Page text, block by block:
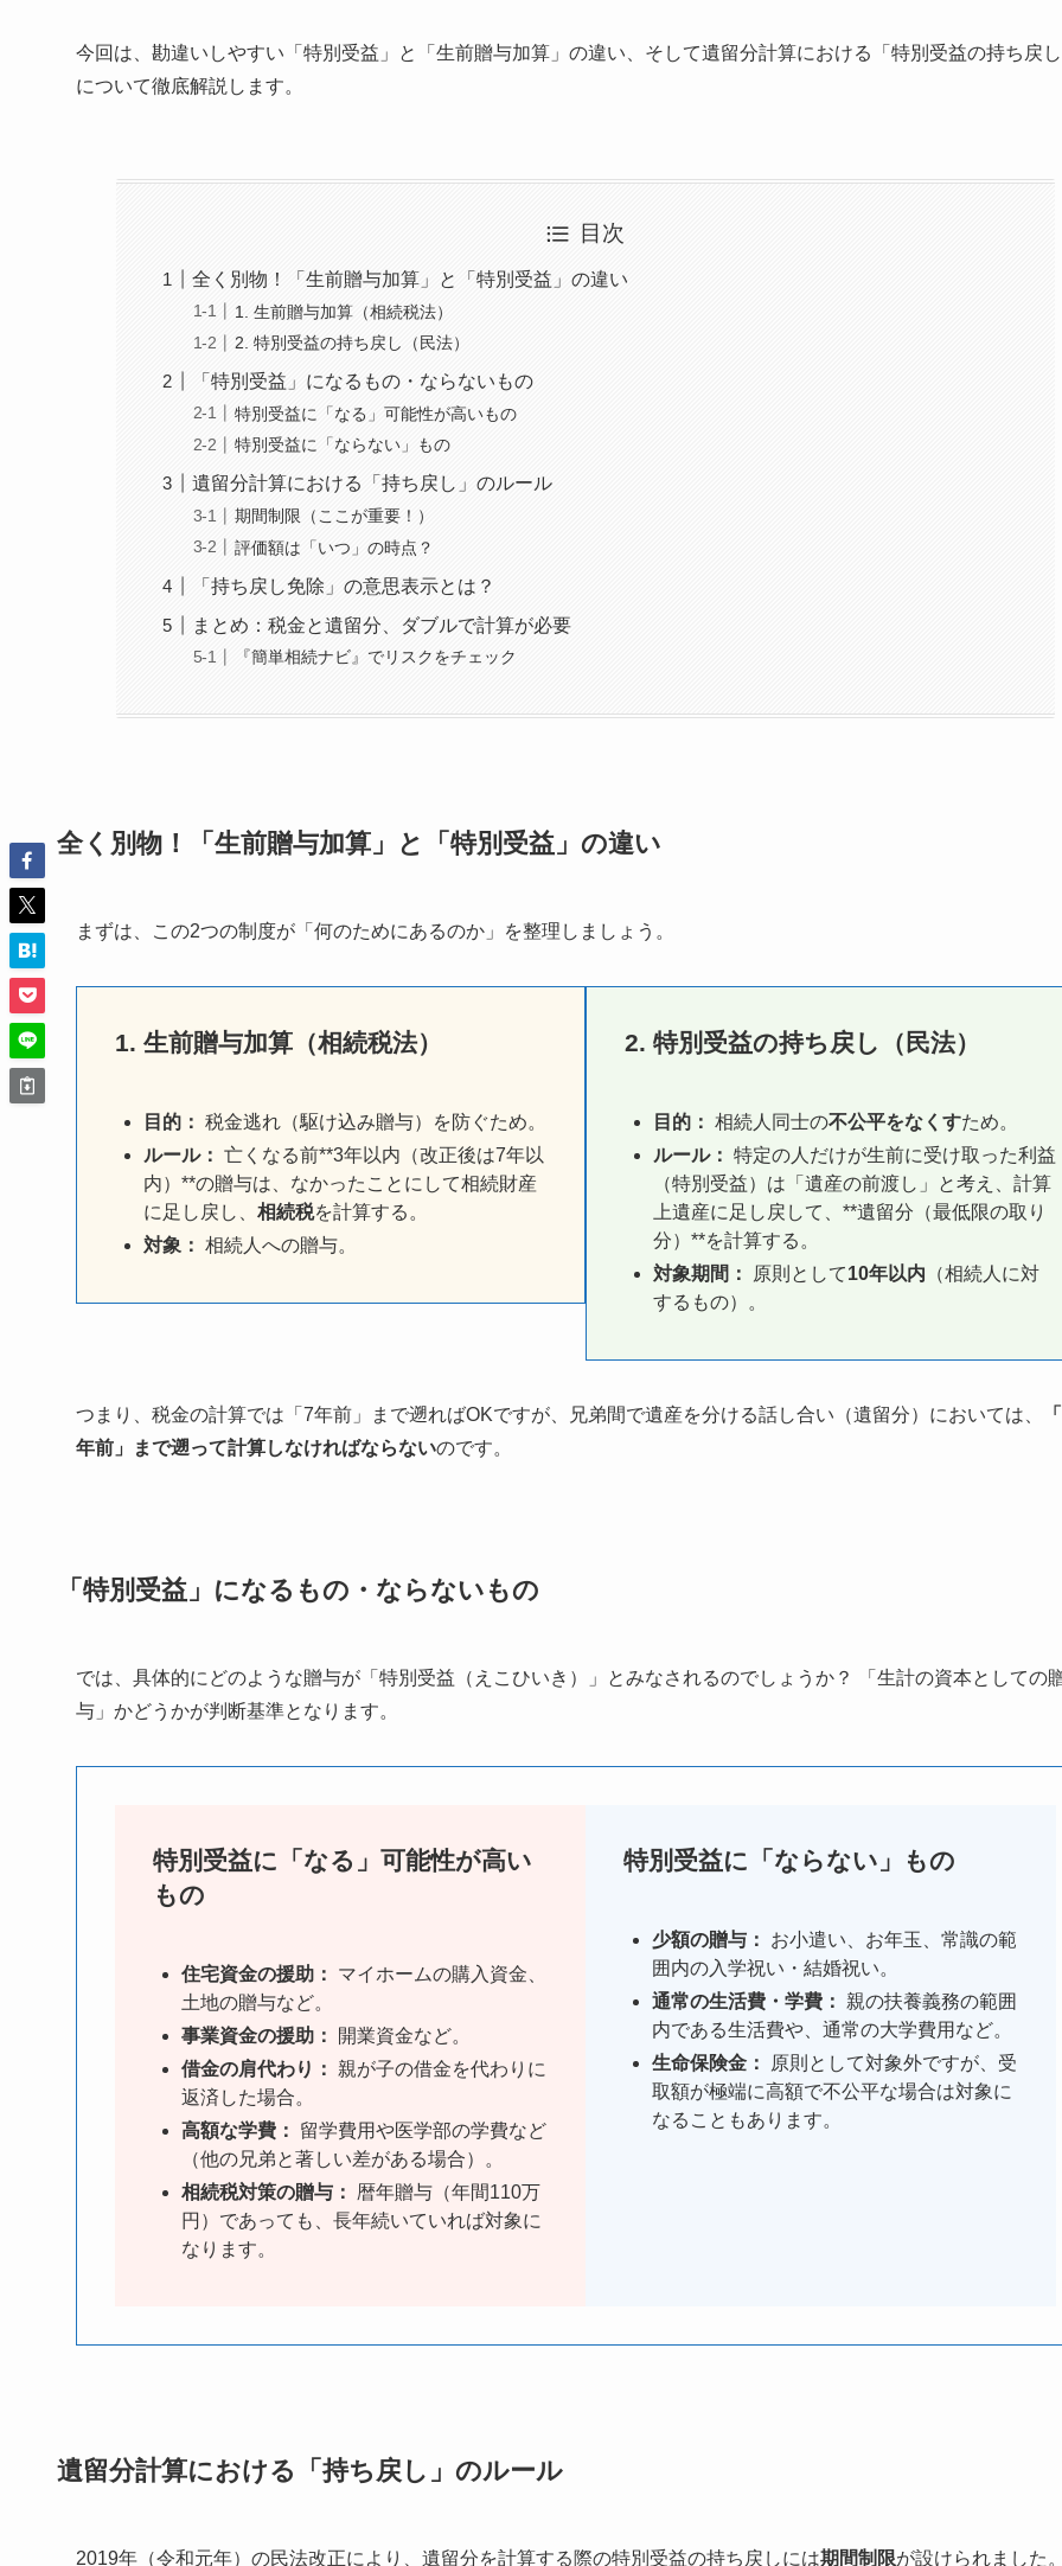
今回は、勘違いしやすい「特別受益」と「生前贈与加算」の違い、そして遺留分計算における「特別受益の持ち戻
について徹底解説します。
目次
全く別物！「生前贈与加算」と「特別受益」の違い
1. 生前贈与加算（相続税法）
2. 特別受益の持ち戻し（民法）
「特別受益」になるもの・ならないもの
特別受益に「なる」可能性が高いもの
特別受益に「ならない」もの
遺留分計算における「持ち戻し」のルール
期間制限（ここが重要！）
評価額は「いつ」の時点？
「持ち戻し免除」の意思表示とは？
まとめ：税金と遺留分、ダブルで計算が必要
『簡単相続ナビ』でリスクをチェック
全く別物！「生前贈与加算」と「特別受益」の違い
まずは、この2つの制度が「何のためにあるのか」を整理しましょう。
1. 生前贈与加算（相続税法）
目的： 税金逃れ（駆け込み贈与）を防ぐため。
ルール： 亡くなる前**3年以内（改正後は7年以
内）**の贈与は、なかったことにして相続財産
に足し戻し、 相続税を計算する。
対象： 相続人への贈与。
2. 特別受益の持ち戻し（民法）
目的： 相続人同士の不公平をなくすため。
ルール： 特定の人だけが生前に受け取った利益
（特別受益）は「遺産の前渡し」と考え、計算
上遺産に足し戻して、**遺留分（最低限の取り
分）**を計算する。
対象期間：
原則として10年以内 （相続人に対
するもの）。
つまり、税金の計算では「7年前」まで遡ればOKですが、兄弟間で遺産を分ける話し合い（遺留分）においては、
年前」まで遡って計算しなければならないのです。
「特別受益」になるもの・ならないもの
では、具体的にどのような贈与が「特別受益（えこひいき）」とみなされるのでしょうか？ 「生計の資本としての
与」かどうかが判断基準となります。
特別受益に「なる」可能性が高い
もの
住宅資金の援助：
マイホームの購入資金、
土地の贈与など。
事業資金の援助：
開業資金など。
借金の肩代わり：
親が子の借金を代わりに
返済した場合。
高額な学費：
留学費用や医学部の学費など
（他の兄弟と著しい差がある場合）。
相続税対策の贈与：
暦年贈与（年間110万
円）であっても、長年続いていれば対象に
なります。
特別受益に「ならない」もの
少額の贈与：
お小遣い、お年玉、常識の範
囲内の入学祝い・結婚祝い。
通常の生活費・学費：
親の扶養義務の範囲
内である生活費や、通常の大学費用など。
生命保険金：
原則として対象外ですが、受
取額が極端に高額で不公平な場合は対象に
なることもあります。
遺留分計算における「持ち戻し」のルール
2019年（令和元年）の民法改正により、遺留分を計算する際の特別受益の持ち戻しには期間制限が設けられました